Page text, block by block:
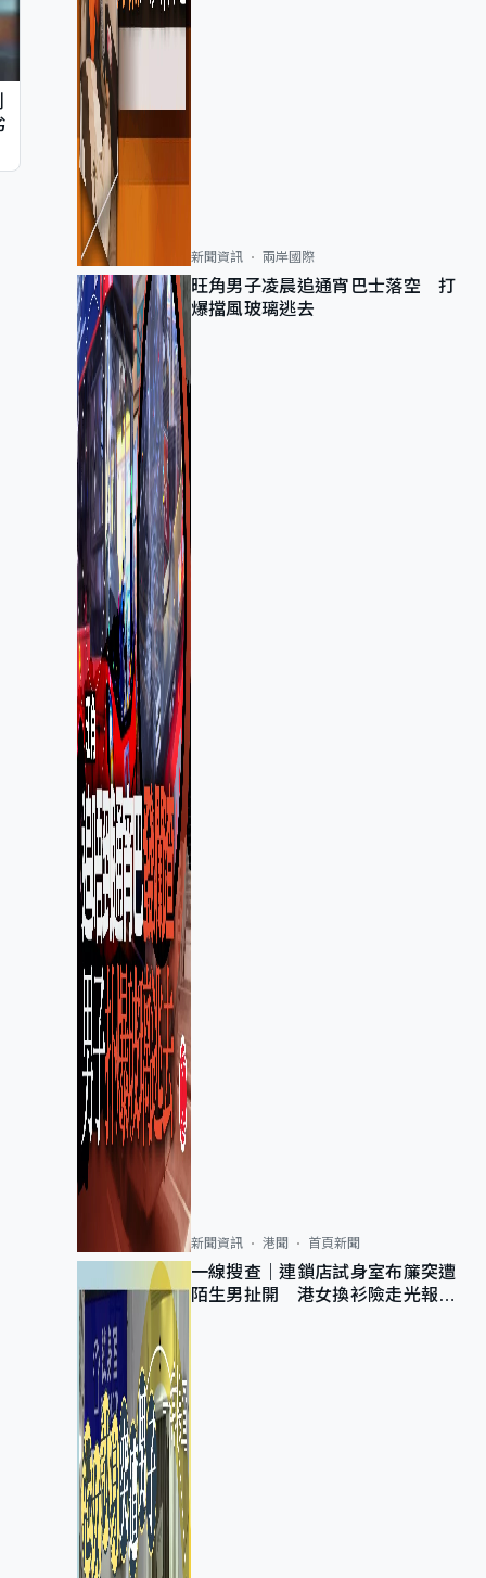
新聞資訊 兩岸國際
旺角男子凌晨追通宵巴士落空 打
爆擋風玻璃逃去
新聞資訊 港聞 首頁新聞
一線搜查｜連鎖店試身室布簾突遭
陌生男扯開 港女換衫險走光報